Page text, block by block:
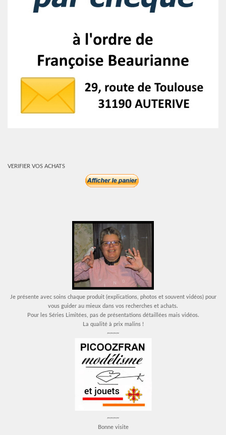
VERIFIER VOS ACHATS
Je présente avec soins chaque produit (explications, photos et souvent vidéos) pour
vous guider au mieux dans vos recherches et achats.
Pour les Séries Limitées, pas de présentations détaillées mais vidéos.
La qualité à prix malins !
~~~~
~~~~
Bonne visite